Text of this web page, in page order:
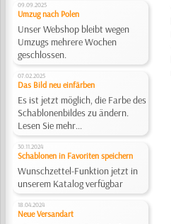
09.09.2025
Umzug nach Polen
Unser Webshop bleibt wegen
Umzugs mehrere Wochen
geschlossen.
07.02.2025
Das Bild neu einfärben
Es ist jetzt möglich, die Farbe des
Schablonenbildes zu ändern.
Lesen Sie mehr...
30.11.2024
Schablonen in Favoriten speichern
Wunschzettel-Funktion jetzt in
unserem Katalog verfügbar
18.04.2024
Neue Versandart